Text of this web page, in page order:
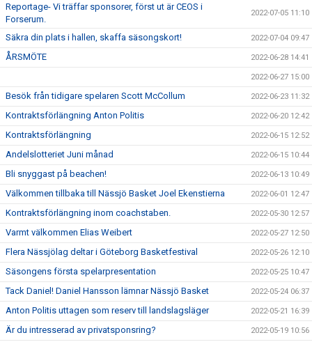
Reportage- Vi träffar sponsorer, först ut är CEOS i
Forserum.
2022-07-05 11:10
Säkra din plats i hallen, skaffa säsongskort! 2022-07-04 09:47
ÅRSMÖTE 2022-06-28 14:41
2022-06-27 15:00
Besök från tidigare spelaren Scott McCollum 2022-06-23 11:32
Kontraktsförlängning Anton Politis 2022-06-20 12:42
Kontraktsförlängning 2022-06-15 12:52
Andelslotteriet Juni månad 2022-06-15 10:44
Bli snyggast på beachen! 2022-06-13 10:49
Välkommen tillbaka till Nässjö Basket Joel Ekenstierna 2022-06-01 12:47
Kontraktsförlängning inom coachstaben. 2022-05-30 12:57
Varmt välkommen Elias Weibert 2022-05-27 12:50
Flera Nässjölag deltar i Göteborg Basketfestival 2022-05-26 12:10
Säsongens första spelarpresentation 2022-05-25 10:47
Tack Daniel! Daniel Hansson lämnar Nässjö Basket 2022-05-24 06:37
Anton Politis uttagen som reserv till landslagsläger 2022-05-21 16:39
Är du intresserad av privatsponsring? 2022-05-19 10:56